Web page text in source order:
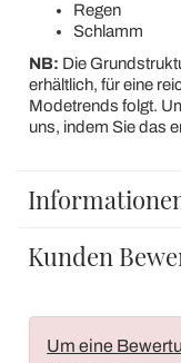
Regen
Schlamm
NB: Die
erhältlich, für eine
Modetrends folgt.
uns, indem Sie das
Kunden
Um eine